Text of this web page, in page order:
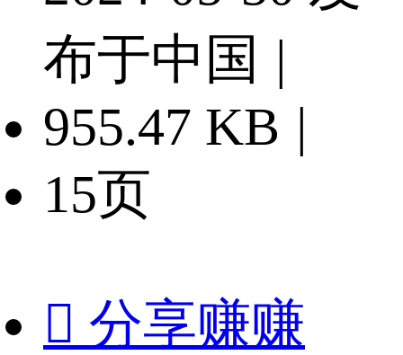
布于中国 |
955.47 KB |
15页
 分享赚赚